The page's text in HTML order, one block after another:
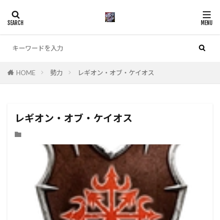
HOME 勢力 レギオン・オブ・ケイオス
レギオン・オブ・ケイオス
カテゴリー